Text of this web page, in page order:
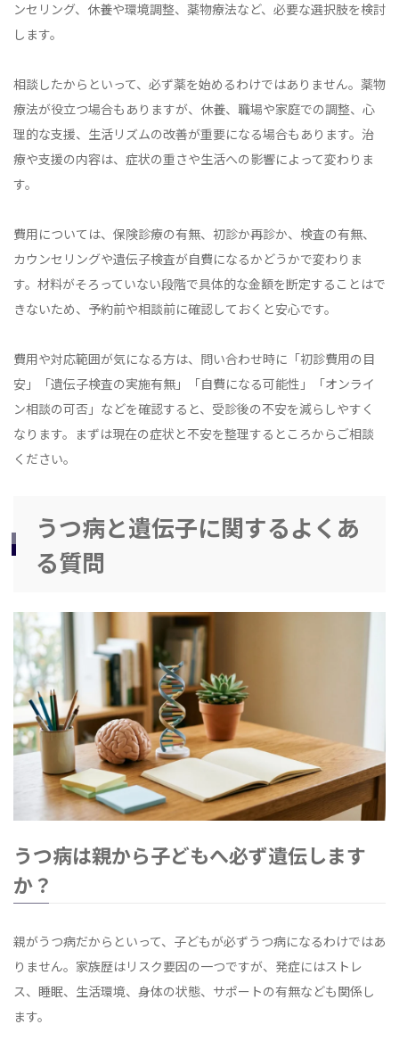
ンセリング、休養や環境調整、薬物療法など、必要な選択肢を検討
します。
相談したからといって、必ず薬を始めるわけではありません。薬物
療法が役立つ場合もありますが、休養、職場や家庭での調整、心
理的な支援、生活リズムの改善が重要になる場合もあります。治
療や支援の内容は、症状の重さや生活への影響によって変わりま
す。
費用については、保険診療の有無、初診か再診か、検査の有無、
カウンセリングや遺伝子検査が自費になるかどうかで変わりま
す。材料がそろっていない段階で具体的な金額を断定することはで
きないため、予約前や相談前に確認しておくと安心です。
費用や対応範囲が気になる方は、問い合わせ時に「初診費用の目
安」「遺伝子検査の実施有無」「自費になる可能性」「オンライ
ン相談の可否」などを確認すると、受診後の不安を減らしやすく
なります。まずは現在の症状と不安を整理するところからご相談
ください。
うつ病と遺伝子に関するよくあ
る質問
うつ病は親から子どもへ必ず遺伝します
か？
親がうつ病だからといって、子どもが必ずうつ病になるわけではあ
りません。家族歴はリスク要因の一つですが、発症にはストレ
ス、睡眠、生活環境、身体の状態、サポートの有無なども関係し
ます。